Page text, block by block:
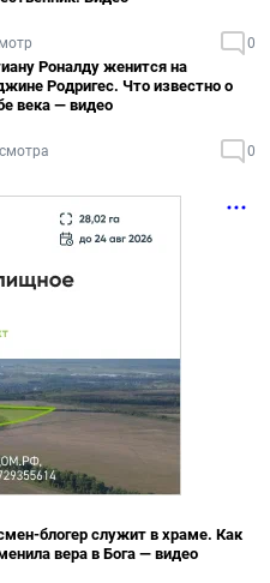
0
Роналду женится на
Родригес. Что известно о
века — видео
0
блогер служит в храме. Как
вера в Бога — видео